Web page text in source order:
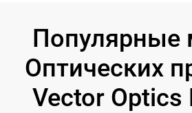
Популярные
Оптических
Vector Optics